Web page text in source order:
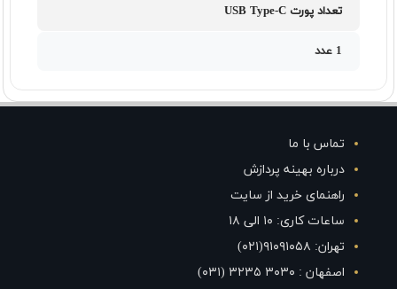
تعداد پورت USB Type-C
1 عدد
تماس با ما
درباره بهینه پردازش
راهنمای خرید از سایت
ساعات کاری: ۱۰ الی ۱۸
تهران: ۹۱۰۹۱۰۵۸(۰۲۱)
اصفهان : ۳۰۳۰ ۳۲۳۵ (۰۳۱)